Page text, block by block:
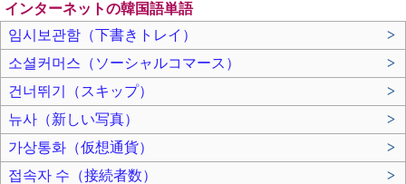
インターネットの韓国語単語
임시보관함（下書きトレイ）
>
소셜커머스（ソーシャルコマース）
>
건너뛰기（スキップ）
>
뉴사（新しい写真）
>
가상통화（仮想通貨）
>
접속자 수（接続者数）
>